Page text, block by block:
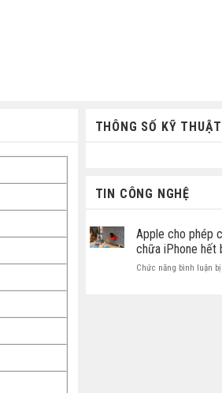
THÔNG SỐ KỸ THUẬT
TIN CÔNG NGHỆ
Apple cho phép
chữa iPhone hết
Chức năng bình luận